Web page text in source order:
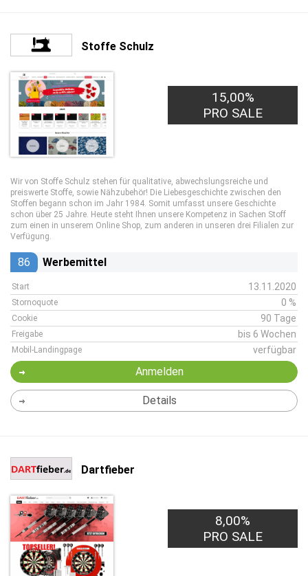
Stoffe Schulz
15,00%
PRO SALE
Wir von Stoffe Schulz stehen für qualitative, abwechslungsreiche und
preiswerte Stoffe, sowie Nähzubehör! Die Liebesgeschichte zwischen den
Stoffen begann schon im Jahr 1984. Somit umfasst unsere Geschichte
schon über 25 Jahre. Heute steht Ihnen unsere Kompetenz in Sachen Stoff
zum einen in unserem Online Shop, zum anderen in unseren drei Filialen zur
Verfügung.
86 Werbemittel
Start 13.11.2020
Stornoquote 0 %
Cookie 90 Tage
Freigabe bis 6 Wochen
Mobil-Landingpage verfügbar
Anmelden
Details
Dartfieber
8,00%
PRO SALE